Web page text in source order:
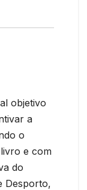
objetivo
a
o
e com
do
Desporto,